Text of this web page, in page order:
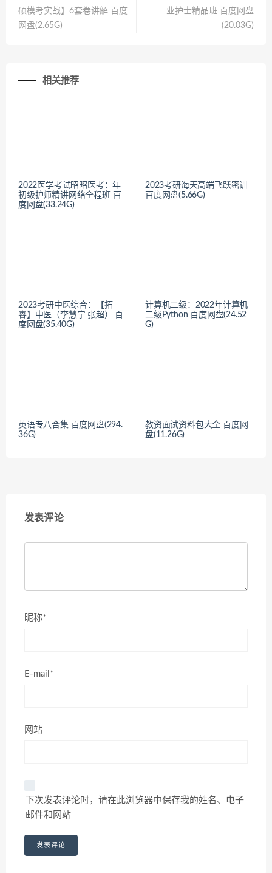
硕模考实战】6套卷讲解 百度
网盘(2.65G)
业护士精品班 百度网盘
(20.03G)
相关推荐
2022医学考试昭昭医考：年
初级护师精讲网络全程班 百
度网盘(33.24G)
2023考研海天高端飞跃密训
百度网盘(5.66G)
2023考研中医综合：【拓
睿】中医（李慧宁 张超） 百
度网盘(35.40G)
计算机二级：2022年计算机
二级Python 百度网盘(24.52
G)
英语专八合集 百度网盘(294.
36G)
教资面试资料包大全 百度网
盘(11.26G)
发表评论
昵称*
E-mail*
网站
下次发表评论时，请在此浏览器中保存我的姓名、电子
邮件和网站